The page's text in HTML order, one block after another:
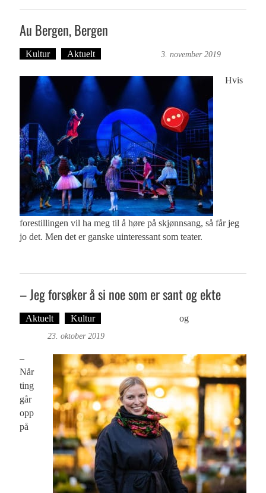
Au Bergen, Bergen
Kultur Aktuelt 3. november 2019
Hvis
forestillingen vil ha meg til å høre på skjønnsang, så får jeg
jo det. Men det er ganske uinteressant som teater.
– Jeg forsøker å si noe som er sant og ekte
Aktuelt Kultur og
23. oktober 2019
–
Når
ting
går
opp
på